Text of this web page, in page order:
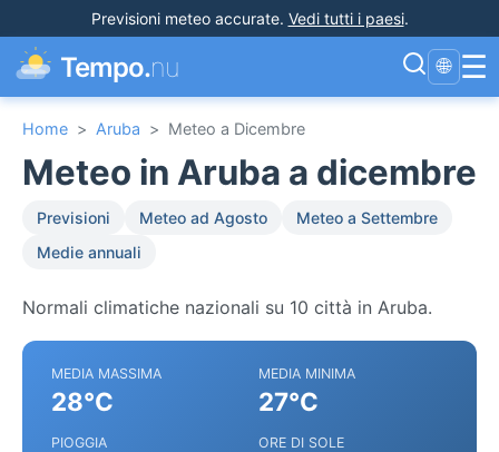
Previsioni meteo accurate. Vedi tutti i paesi.
Tempo.nu 🌐 ☰
Home > Aruba > Meteo a Dicembre
Meteo in Aruba a dicembre
Previsioni Meteo ad Agosto
Meteo a Settembre
Medie annuali
Normali climatiche nazionali su 10 città in Aruba.
MEDIA MASSIMA
28°C
MEDIA MINIMA
27°C
PIOGGIA ORE DI SOLE